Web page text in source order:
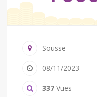
Sousse
08/11/2023
337 Vues